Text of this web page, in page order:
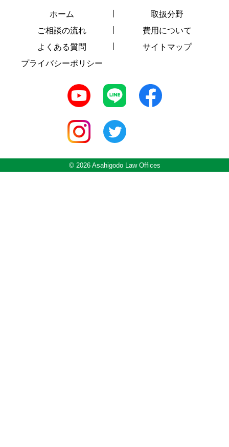
ホーム
取扱分野
ご相談の流れ
費用について
よくある質問
サイトマップ
プライバシーポリシー
© 2026 Asahigodo Law Offices